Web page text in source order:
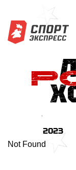
2023
Not Found